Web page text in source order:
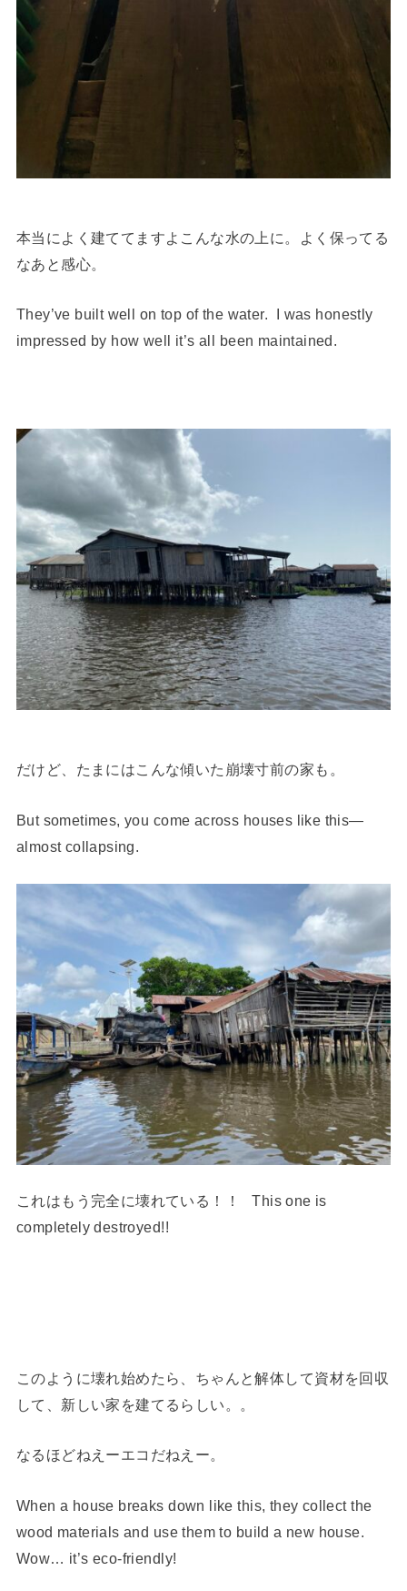
本当によく建ててますよこんな水の上に。よく保ってる
なあと感心。
They’ve built well on top of the water. I was honestly
impressed by how well it’s all been maintained.
だけど、たまにはこんな傾いた崩壊寸前の家も。
But sometimes, you come across houses like this—
almost collapsing.
これはもう完全に壊れている！！ This one is
completely destroyed!!
このように壊れ始めたら、ちゃんと解体して資材を回収
して、新しい家を建てるらしい。。
なるほどねえーエコだねえー。
When a house breaks down like this, they collect the
wood materials and use them to build a new house.
Wow… it’s eco-friendly!